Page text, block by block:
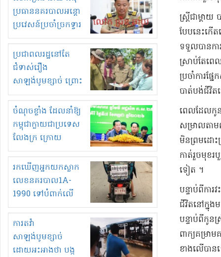
ក្នុងប្រទេសកម្ពុជា
ប្រធាននគរបាលអន្តោ
ប្រវេសន៍ប្រចាំច្រកទ្វារ
ព្រំដែនភ្នំឌិន និងឈ្មួញ
មួយចំនួនទៀត
កំពង់តែគុបគិតគ្នា
ធ្វើសកម្មភាពរកស៊ីនិង
ស្តុកទំនិញគេចពន្ធ?
ប្រជាពលរដ្ឋនៅតែ
ជំទាស់រឿង
សាឡង់បូមខ្សាច់ ព្រោះ
ខ្លាចបាក់ច្រាំងទៀត!
ចំណុចខ្លាំង ដែលនាំឱ្យ
កម្ពុជាក្លាយជាប្រទេស
លែងក្រ ក្រោយ
ឆ្នាំ២០៣០
រកឃើញអ្នកយកស្លាក
លេខនគរបាល1A-
1990 ទៅបំពាក់លើ
ម៉ូតូរបស់ខ្លួន ដាកផ្លាក
រត់ឌុបហើយ
ការតវ៉ា
សាឡង់បូមខ្សាច់
ដោយអះអាងថា បង្ក
ស្ត្រី​ជា​ម្ត
បែបនេះ​កើ
ទទួលបាន​កា
ស្រាប់តែ​ពេ
ប្រចាំការ​ផ្
បាត់​បង់ជីវិ
ពេលដែល​កូន​
សម្រាល​តាម​
មិន​ព្រម​ដោះ
កាត់​រួច​មុខរ
ទៀត ។
បន្ទាប់ពី​កា
ជីវិត​នៅក្នុង​ម
បន្ទាប់ពី​កូន
ពាក្យ​គម្រា
ខាងលើ​បាន​